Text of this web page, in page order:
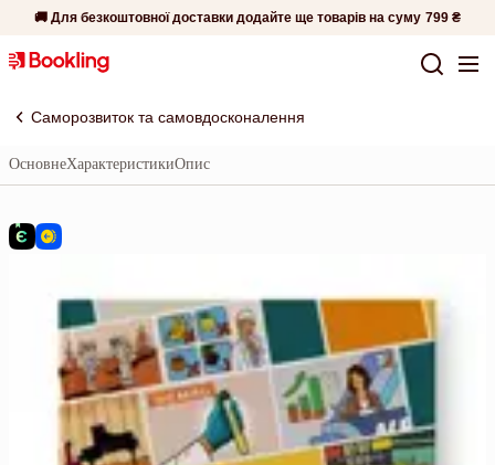
🚚 Для безкоштовної доставки додайте ще товарів на суму 799 ₴
Саморозвиток та самовдосконалення
ОсновнеХарактеристикиОпис